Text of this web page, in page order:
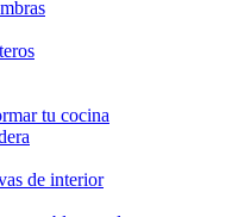
tu cocina
de interior